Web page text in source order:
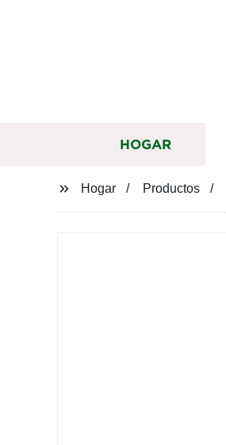
HOGAR
Hogar Productos